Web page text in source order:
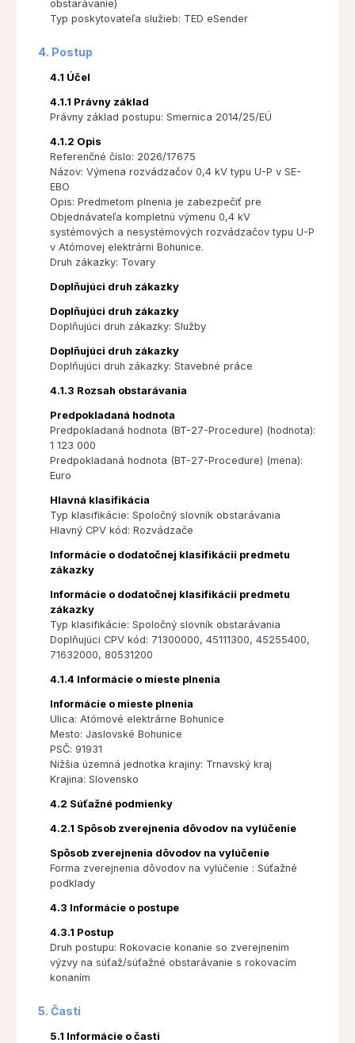
obstarávanie)
Typ poskytovateľa služieb: TED eSender
4. Postup
4.1 Účel
4.1.1 Právny základ
Právny základ postupu: Smernica 2014/25/EÚ
4.1.2 Opis
Referenčné číslo: 2026/17675
Názov: Výmena rozvádzačov 0,4 kV typu U-P v SE-
EBO
Opis: Predmetom plnenia je zabezpečiť pre
Objednávateľa kompletnú výmenu 0,4 kV
systémových a nesystémových rozvádzačov typu U-P
v Atómovej elektrárni Bohunice.
Druh zákazky: Tovary
Doplňujúci druh zákazky
Doplňujúci druh zákazky
Doplňujúci druh zákazky: Služby
Doplňujúci druh zákazky
Doplňujúci druh zákazky: Stavebné práce
4.1.3 Rozsah obstarávania
Predpokladaná hodnota
Predpokladaná hodnota (BT-27-Procedure) (hodnota):
1 123 000
Predpokladaná hodnota (BT-27-Procedure) (mena):
Euro
Hlavná klasifikácia
Typ klasifikácie: Spoločný slovník obstarávania
Hlavný CPV kód: Rozvádzače
Informácie o dodatočnej klasifikácii predmetu
zákazky
Informácie o dodatočnej klasifikácii predmetu
zákazky
Typ klasifikácie: Spoločný slovník obstarávania
Doplňujúci CPV kód: 71300000, 45111300, 45255400,
71632000, 80531200
4.1.4 Informácie o mieste plnenia
Informácie o mieste plnenia
Ulica: Atómové elektrárne Bohunice
Mesto: Jaslovské Bohunice
PSČ: 91931
Nižšia územná jednotka krajiny: Trnavský kraj
Krajina: Slovensko
4.2 Súťažné podmienky
4.2.1 Spôsob zverejnenia dôvodov na vylúčenie
Spôsob zverejnenia dôvodov na vylúčenie
Forma zverejnenia dôvodov na vylúčenie : Súťažné
podklady
4.3 Informácie o postupe
4.3.1 Postup
Druh postupu: Rokovacie konanie so zverejnením
výzvy na súťaž/súťažné obstarávanie s rokovacím
konaním
5. Časti
5.1 Informácie o časti